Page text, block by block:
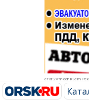
erid:2VfnxxhKSem
Спорт Фитнес
Недвижимость
Красота Косметология
Медицина Здоровье
Путешествия, Туризм